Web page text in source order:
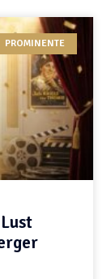
PROMINENTE